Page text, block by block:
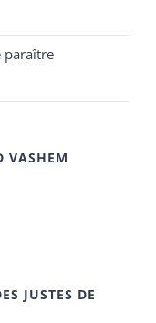
paraître
VASHEM
JUSTES DE